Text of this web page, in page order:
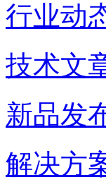
行业动
技术文
新品发
解决方